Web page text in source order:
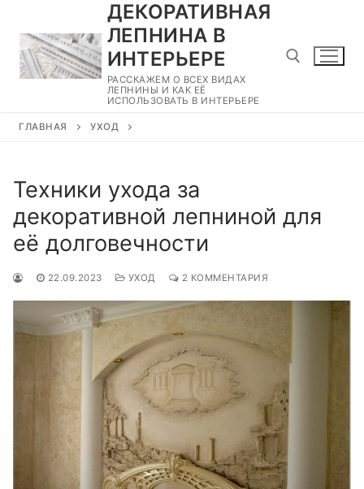
содержимому
ДЕКОРАТИВНАЯ
ЛЕПНИНА В
ИНТЕРЬЕРЕ
РАССКАЖЕМ О ВСЕХ ВИДАХ
ЛЕПНИНЫ И КАК ЕЁ
ИСПОЛЬЗОВАТЬ В ИНТЕРЬЕРЕ
ГЛАВНАЯ УХОД
Техники ухода за
декоративной лепниной для
её долговечности
22.09.2023 УХОД 2 КОММЕНТАРИЯ